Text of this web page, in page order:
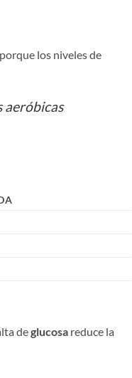
los niveles de
aeróbicas
deglucosa reduce la